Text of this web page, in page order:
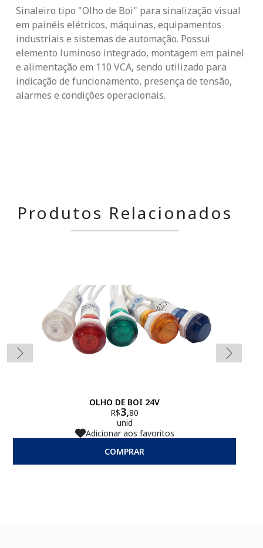
Sinaleiro tipo "Olho de Boi" para sinalização visual
em painéis elétricos, máquinas, equipamentos
industriais e sistemas de automação. Possui
elemento luminoso integrado, montagem em painel
e alimentação em 110 VCA, sendo utilizado para
indicação de funcionamento, presença de tensão,
alarmes e condições operacionais.
Produtos Relacionados
OLHO DE BOI 24V
R$3,80
unid
Adicionar aos favoritos
COMPRAR